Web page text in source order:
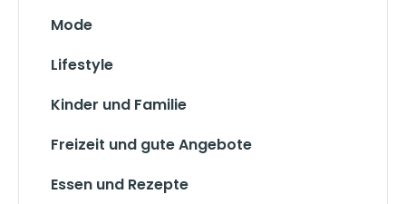
Mode
Lifestyle
Kinder und Familie
Freizeit und gute Angebote
Essen und Rezepte